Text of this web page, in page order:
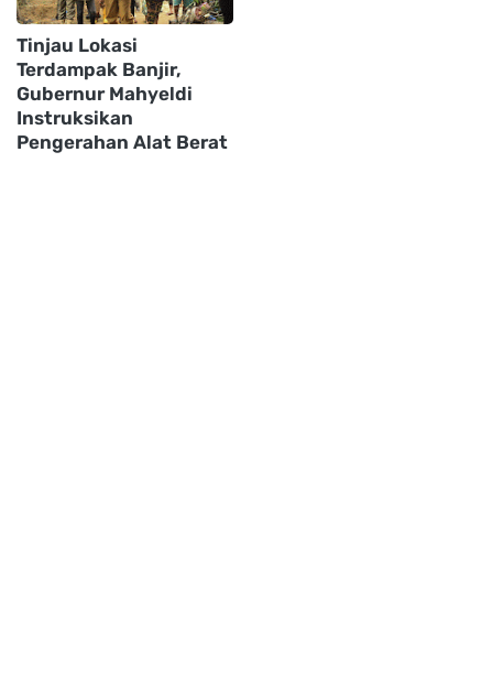
Tinjau Lokasi
Terdampak Banjir,
Gubernur Mahyeldi
Instruksikan
Pengerahan Alat Berat